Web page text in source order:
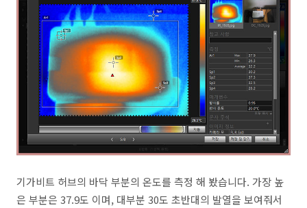
기가비트 허브의 바닥 부분의 온도를 측정 해 봤습니다. 가장 높
은 부분은 37.9도 이며, 대부분 30도 초반대의 발열을 보여줘서